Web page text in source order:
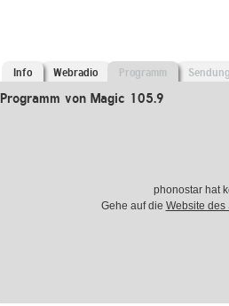
Info Webradio Programm
Programm von Magic 105.9
phonostar hat
Gehe auf die Website des